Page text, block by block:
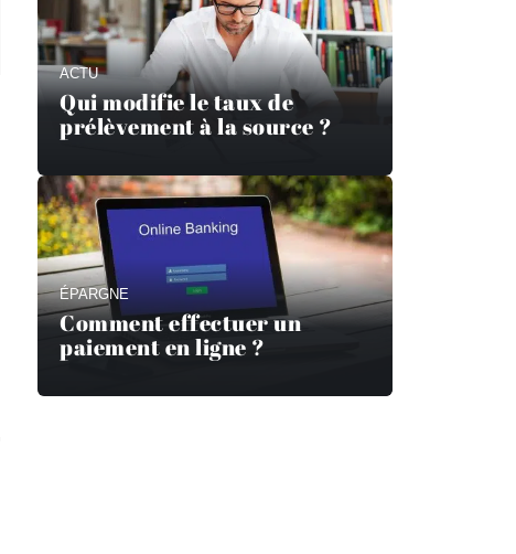
ACTU
Qui modifie le taux de
prélèvement à la source ?
ÉPARGNE
Comment effectuer un
paiement en ligne ?